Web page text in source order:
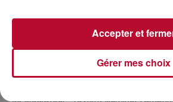
6 août 2026
NÎMES : « LE RÊVE DUGérer mes choix
Accepter et